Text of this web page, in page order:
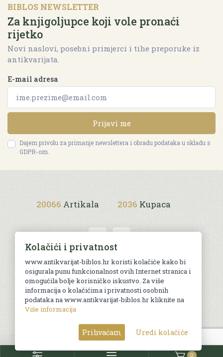
BIBLOS NEWSLETTER
Za knjigoljupce koji vole pronaći
rijetko
Novi naslovi, posebni primjerci i tihe preporuke iz
antikvarijata.
E-mail adresa
Prijavi me
Dajem privolu za primanje newslettera i obradu podataka u skladu s
GDPR-om.
20066 Artikala 2036 Kupaca
Uvjeti kupnje
© Sva prava pridržana. Web by
0
Kolačići i privatnost
www.antikvarijat-biblos.hr koristi kolačiće kako bi
osigurala punu funkcionalnost ovih Internet stranica i
omogućila bolje korisničko iskustvo. Za više
informacija o kolačićima i privatnosti osobnih
podataka na www.antikvarijat-biblos.hr kliknite na
Više informacija
Prihvaćam Uredi kolačiće